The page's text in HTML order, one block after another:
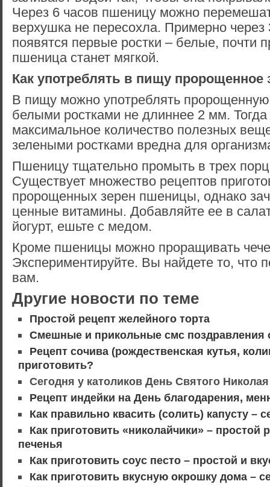
Через 6 часов пшеницу можно
верхушка не пересохла. Примерно через
появятся первые ростки – белые, почти
пшеница станет мягкой.
Как употреблять в пищу
В пищу можно употреблять
белыми ростками не длиннее 2 мм.
максимальное количество полезных
зелеными ростками вредна для
Пшеницу тщательно промыть в трех
Существует множество рецептов
пророщенных зерен пшеницы, однако
ценные витамины. Добавляйте ее в
йогурт, ешьте с медом.
Кроме пшеницы можно проращивать
Экспериментируйте. Вы найдете то, что
вам.
Другие новости по теме
Простой рецепт желейного торта
Смешные и прикольные смс поздравления
Рецепт сочива (рождественская кутья,
приготовить?
Сегодня у католиков День Святого
Рецепт индейки на День благодарения,
Как правильно квасить (солить) капусту –
Как приготовить «николайчики» – простой
печенья
Как приготовить соус песто – простой и
Как приготовить вкусную окрошку дома –